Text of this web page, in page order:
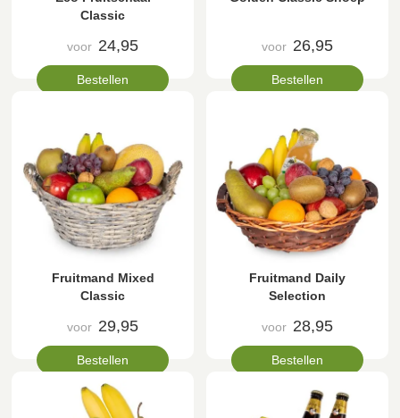
Classic
voor 24,95
Bestellen
voor 26,95
Bestellen
Fruitmand Mixed
Classic
voor 29,95
Bestellen
Fruitmand Daily
Selection
voor 28,95
Bestellen